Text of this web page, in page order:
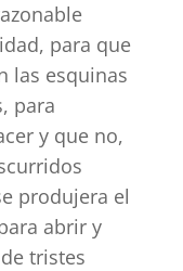
para que
las esquinas
para
y que no,
produjera el
abrir y
tristes